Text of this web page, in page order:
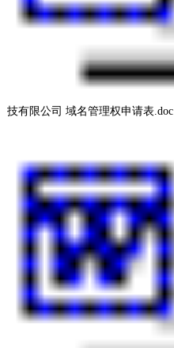
技有限公司 域名管理权申请表.doc